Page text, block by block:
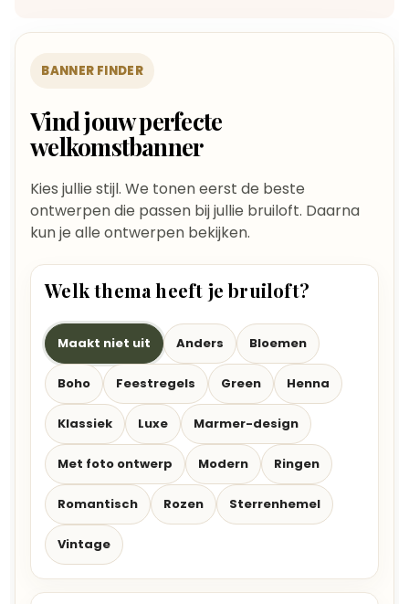
BANNER FINDER
Vind jouw perfecte
welkomstbanner
Kies jullie stijl. We tonen eerst de beste
ontwerpen die passen bij jullie bruiloft. Daarna
kun je alle ontwerpen bekijken.
Welk thema heeft je bruiloft?
Maakt niet uit Anders Bloemen
Boho Feestregels Green Henna
Klassiek Luxe Marmer-design
Met foto ontwerp Modern Ringen
Romantisch Rozen Sterrenhemel
Vintage